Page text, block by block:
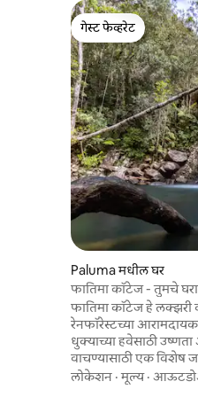
गेस्ट फेव्हरेट
गेस्ट फेव्हरेट
Paluma मधील घर
फातिमा कॉटेज - तुमचे
फातिमा कॉटेज हे लक्झरी
रेनफॉरेस्टच्या
धुक्याच्या हवेसाठी
वाचण्यासाठी एक विशेष
आवश्यक असलेले सर्व
लोकेशन ·मूल्य·